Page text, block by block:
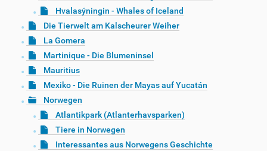
Hvalasýningin - Whales of Iceland
Die Tierwelt am Kalscheurer Weiher
La Gomera
Martinique - Die Blumeninsel
Mauritius
Mexiko - Die Ruinen der Mayas auf Yucatán
Norwegen
Atlantikpark (Atlanterhavsparken)
Tiere in Norwegen
Interessantes aus Norwegens Geschichte